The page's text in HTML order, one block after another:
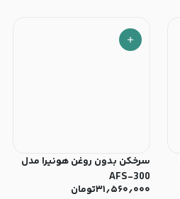
سرخکن بدون روغن هونیرا مدل
AFS-300
۳۱٫۵۶۰٫۰۰۰تومان